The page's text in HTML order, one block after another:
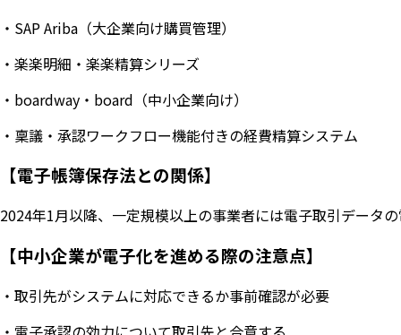
・SAP Ariba（大企業向け購買管理）
・楽楽明細・楽楽精算シリーズ
・boardway・board（中小企業向け）
・稟議・承認ワークフロー機能付きの経費精算システム
【電子帳簿保存法との関係】
2024年1月以降、一定規模以上の事業者には電子取引データ
【中小企業が電子化を進める際の注意点】
・取引先がシステムに対応できるか事前確認が必要